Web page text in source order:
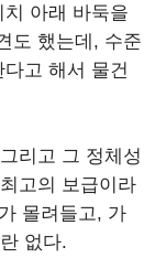
아래 바둑을
도 했는데, 수준
고 해서 물건
리고 그 정체성
고의 보급이라
몰려들고, 가
없다.